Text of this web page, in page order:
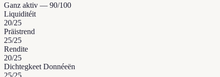
Ganz aktiv — 90/100
Liquiditéit
20/25
Präistrend
25/25
Rendite
20/25
Dichtegkeet Donnéeën
25/25